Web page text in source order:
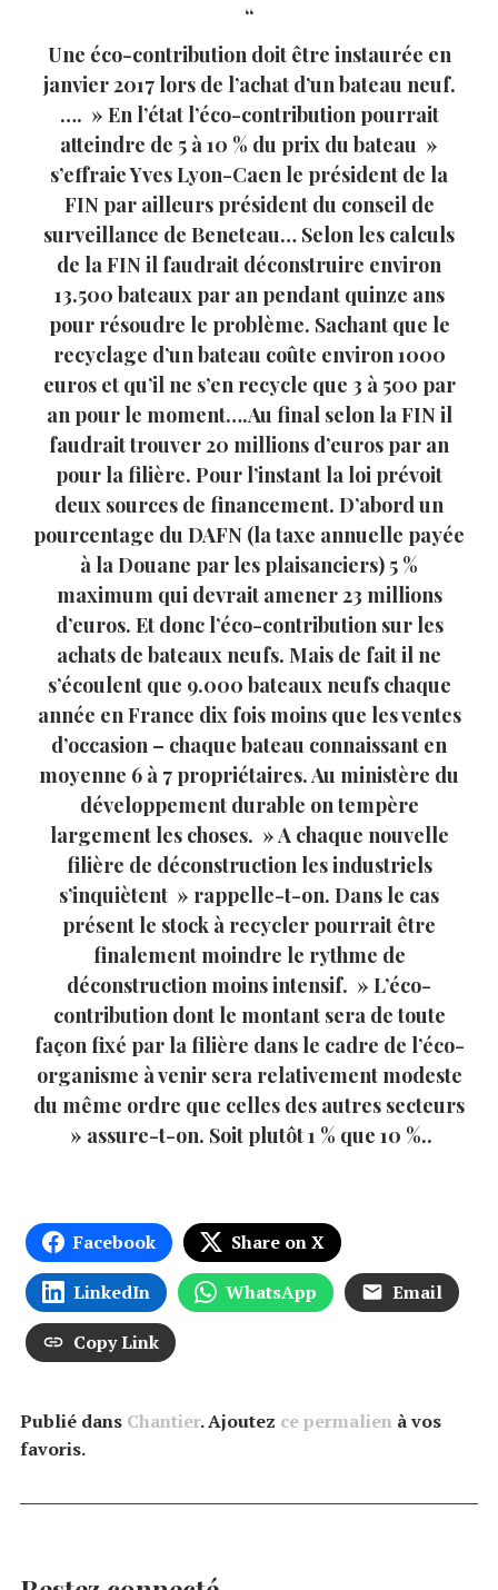
Une éco-contribution doit être instaurée en
janvier 2017 lors de l’achat d’un bateau neuf.
…. » En l’état l’éco-contribution pourrait
atteindre de 5 à 10 % du prix du bateau »
s’effraie Yves Lyon-Caen le président de la
FIN par ailleurs président du conseil de
surveillance de Beneteau… Selon les calculs
de la FIN il faudrait déconstruire environ
13.500 bateaux par an pendant quinze ans
pour résoudre le problème. Sachant que le
recyclage d’un bateau coûte environ 1000
euros et qu’il ne s’en recycle que 3 à 500 par
an pour le moment….Au final selon la FIN il
faudrait trouver 20 millions d’euros par an
pour la filière. Pour l’instant la loi prévoit
deux sources de financement. D’abord un
pourcentage du DAFN (la taxe annuelle payée
à la Douane par les plaisanciers) 5 %
maximum qui devrait amener 23 millions
d’euros. Et donc l’éco-contribution sur les
achats de bateaux neufs. Mais de fait il ne
s’écoulent que 9.000 bateaux neufs chaque
année en France dix fois moins que les ventes
d’occasion – chaque bateau connaissant en
moyenne 6 à 7 propriétaires. Au ministère du
développement durable on tempère
largement les choses. » A chaque nouvelle
filière de déconstruction les industriels
s’inquiètent » rappelle-t-on. Dans le cas
présent le stock à recycler pourrait être
finalement moindre le rythme de
déconstruction moins intensif. » L’éco-
contribution dont le montant sera de toute
façon fixé par la filière dans le cadre de l’éco-
organisme à venir sera relativement modeste
du même ordre que celles des autres secteurs
» assure-t-on. Soit plutôt 1 % que 10 %..
Facebook Share on X
LinkedIn WhatsApp Email
Copy Link
Publié dans Chantier. Ajoutez ce permalien à vos
favoris.